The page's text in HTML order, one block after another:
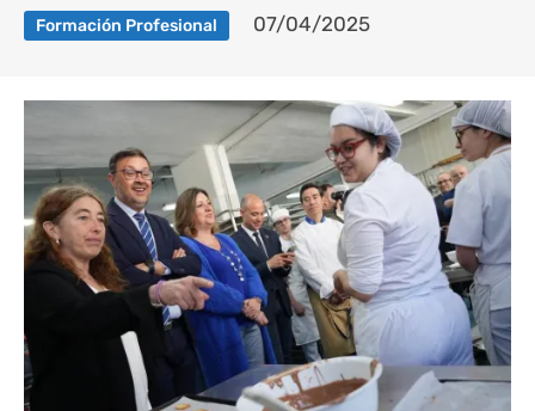
Formación Profesional 07/04/2025